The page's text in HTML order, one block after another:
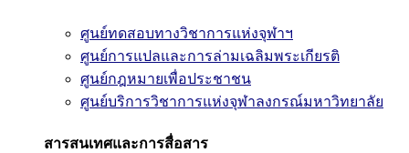
ศูนย์ทดสอบทางวิชาการแห่งจุฬาฯ
ศูนย์การแปลและการล่ามเฉลิมพระเกียรติ
ศูนย์กฎหมายเพื่อประชาชน
ศูนย์บริการวิชาการแห่งจุฬาลงกรณ์มหาวิทยาลัย
สารสนเทศและการสื่อสาร